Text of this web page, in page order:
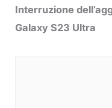
Interruzione
Galaxy S23 Ultra